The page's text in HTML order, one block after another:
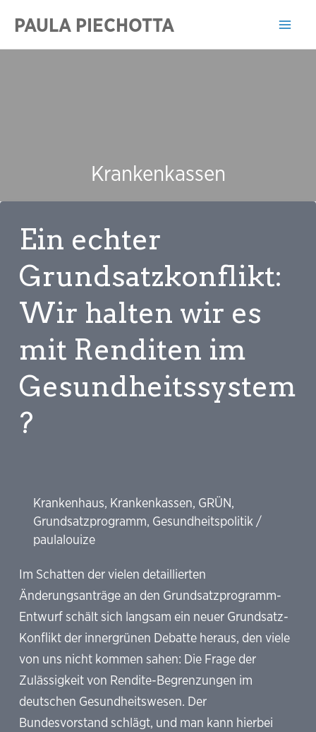
Inhalt
springen
PAULA PIECHOTTA
Krankenkassen
Ein echter
Grundsatzkonflikt:
Wir halten wir es
mit Renditen im
Gesundheitssystem
?
Krankenhaus, Krankenkassen, GRÜN,
Grundsatzprogramm, Gesundheitspolitik /
paulalouize
Im Schatten der vielen detaillierten
Änderungsanträge an den Grundsatzprogramm-
Entwurf schält sich langsam ein neuer Grundsatz-
Konflikt der innergrünen Debatte heraus, den viele
von uns nicht kommen sahen: Die Frage der
Zulässigkeit von Rendite-Begrenzungen im
deutschen Gesundheitswesen. Der
Bundesvorstand schlägt, und man kann hierbei